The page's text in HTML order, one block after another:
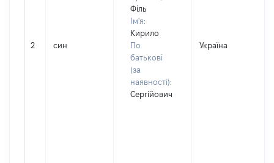
2 син
Філь
Ім'я:
Кирило
По
батькові
(за
наявності):
Сергійович
Україна